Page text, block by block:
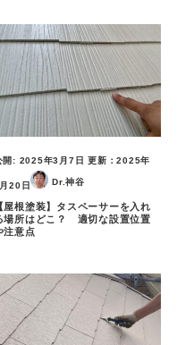
開: 2025年3月7日 更新：2025年
20日 Dr.神谷
屋根塗装】タスペーサーを入れ
場所はどこ？ 適切な設置位置
注意点